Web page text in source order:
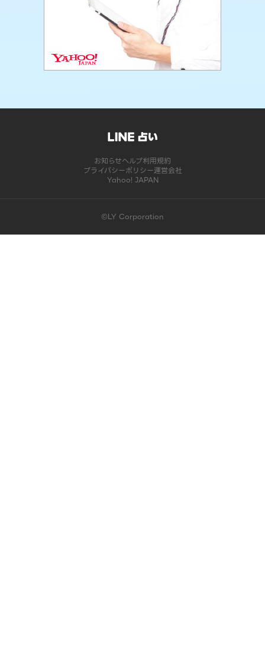
お知らせヘルプ利用規約
プライバシーポリシー運営会社
Yahoo! JAPAN
©LY Corporation
このコンテンツは掲載が終了しました | LINE占い